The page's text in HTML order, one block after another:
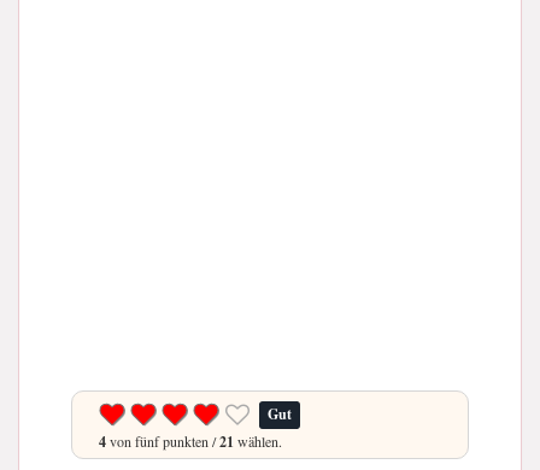
Gut
4von fünf punkten /21 wählen.